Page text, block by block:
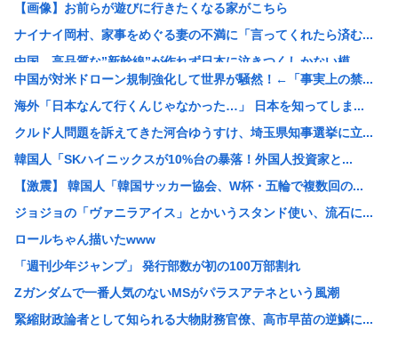
【画像】お前らが遊びに行きたくなる家がこちら
ナイナイ岡村、家事をめぐる妻の不満に「言ってくれたら済む...
中国、高品質な”新幹線”が作れず日本に泣きつくしかない模...
高2生徒の家に侵入し、わいせつ 高2男子を逮捕
中国「大洪水！」三峡ダム「大雨で増水（台風直撃前」中国ダ...
高市早苗「消費税減税の財源は今から考える」
【戦後最長】日本、なんと74ヶ月連続で景気回復していた‥...
【画像】わんぱく日焼け女子中学生さん、発育が良すぎて「女...
【衝撃】ワイ「豆腐、150g×2丁で250円か…高いけど...
檜山沙耶こと「おさや」、第一子妊娠を発表
例の自殺配信、ウッキウキでXに拡散されまくるwww
【正論】今の20代「タモリっておもしろくないじゃん。笑っ...
【速報】全国の女子高生、お前らに苦言www
中国が対米ドローン規制強化して世界が騒然！←「事実上の禁...
海外「日本なんて行くんじゃなかった…」 日本を知ってしま...
クルド人問題を訴えてきた河合ゆうすけ、埼玉県知事選挙に立...
韓国人「SKハイニックスが10%台の暴落！外国人投資家と...
【激震】 韓国人「韓国サッカー協会、W杯・五輪で複数回の...
ジョジョの「ヴァニラアイス」とかいうスタンド使い、流石に...
ロールちゃん描いたwww
「週刊少年ジャンプ」 発行部数が初の100万部割れ
Zガンダムで一番人気のないMSがパラスアテネという風潮
緊縮財政論者として知られる大物財務官僚、高市早苗の逆鱗に...